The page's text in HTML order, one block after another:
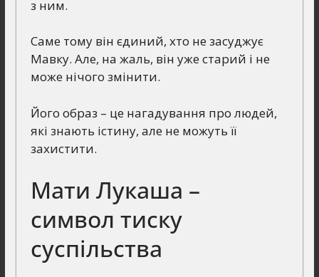
з ним.
Саме тому він єдиний, хто не засуджує
Мавку. Але, на жаль, він уже старий і не
може нічого змінити.
Його образ – це нагадування про людей,
які знають істину, але не можуть її
захистити.
Мати Лукаша –
символ тиску
суспільства